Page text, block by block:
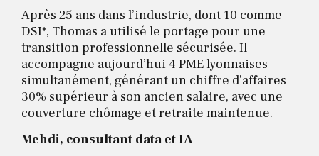
Après 25 ans dans l’industrie, dont 10 comme
DSI*, Thomas a utilisé le portage pour une
transition professionnelle sécurisée. Il
accompagne aujourd’hui 4 PME lyonnaises
simultanément, générant un chiffre d’affaires
30% supérieur à son ancien salaire, avec une
couverture chômage et retraite maintenue.
Mehdi, consultant data et IA